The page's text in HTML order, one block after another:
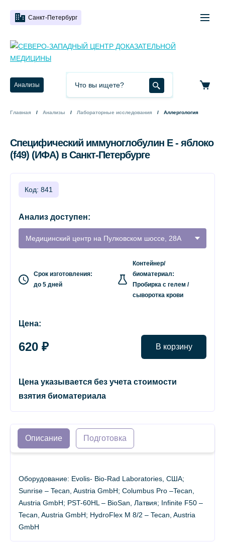
Санкт-Петербург
Анализы
Главная Анализы Лабораторные исследования Аллергология
Специфический иммуноглобулин Е - яблоко
(f49) (ИФА) в Санкт-Петербурге
Код: 841
Анализ доступен:
Медицинский центр на Пулковском шоссе, 28А
Срок изготовления:
до 5 дней
Контейнер/
биоматериал:
Пробирка с гелем /
сыворотка крови
Цена:
620 ₽ В корзину
Цена указывается без учета стоимости
взятия биоматериала
Описание Подготовка
Оборудование: Evolis- Bio-Rad Laboratories, США;
Sunrise – Tecan, Austria GmbH; Columbus Pro –Tecan,
Austria GmbH; PST-60HL – BioSan, Латвия; Infinite F50 –
Tecan, Austria GmbH; HydroFlex М 8/2 – Tecan, Austria
GmbH